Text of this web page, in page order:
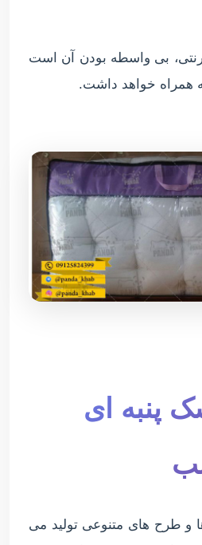
بی واسطه بودن آن است
همراه خواهد داشت.
پنبه ای
و طرح های متنوعی تولید می